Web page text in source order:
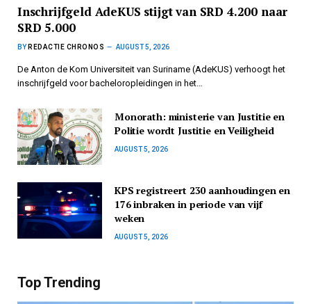
Inschrijfgeld AdeKUS stijgt van SRD 4.200 naar
SRD 5.000
BY REDACTIE CHRONOS AUGUST 5, 2026
De Anton de Kom Universiteit van Suriname (AdeKUS) verhoogt het
inschrijfgeld voor bacheloropleidingen in het…
Monorath: ministerie van Justitie en
Politie wordt Justitie en Veiligheid
AUGUST 5, 2026
KPS registreert 230 aanhoudingen en
176 inbraken in periode van vijf
weken
AUGUST 5, 2026
Top Trending